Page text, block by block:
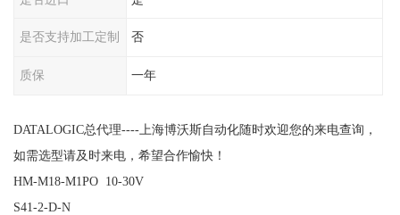
是否支持加工定制 否
质保 一年
DATALOGIC总代理----上海博沃斯自动化随时欢迎您的来电查询，
如需选型请及时来电，希望合作愉快！
HM-M18-M1PO 10-30V
S41-2-D-N